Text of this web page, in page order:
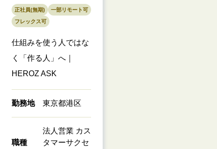
正社員(無期)
一部リモート可
フレックス可
仕組みを使う人ではな
く「作る人」へ｜
HEROZ ASK
勤務地 東京都港区
職種
法人営業 カス
タマーサクセ